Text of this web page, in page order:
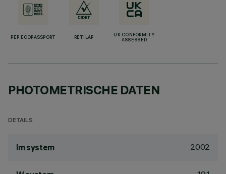
PEP ECOPASSPORT RETILAP
UK CONFORMITY
ASSESSED
PHOTOMETRISCHE DATEN
DETAILS
lm system 2002